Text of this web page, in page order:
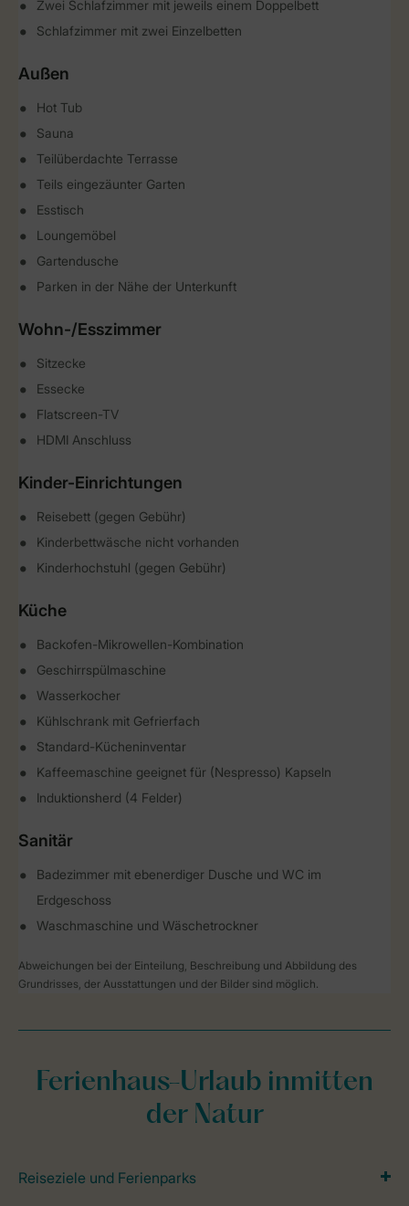
Zwei Schlafzimmer mit jeweils einem Doppelbett
Schlafzimmer mit zwei Einzelbetten
Außen
Hot Tub
Sauna
Teilüberdachte Terrasse
Teils eingezäunter Garten
Esstisch
Loungemöbel
Gartendusche
Parken in der Nähe der Unterkunft
Wohn-/Esszimmer
Sitzecke
Essecke
Flatscreen-TV
HDMI Anschluss
Kinder-Einrichtungen
Reisebett (gegen Gebühr)
Kinderbettwäsche nicht vorhanden
Kinderhochstuhl (gegen Gebühr)
Küche
Backofen-Mikrowellen-Kombination
Geschirrspülmaschine
Wasserkocher
Kühlschrank mit Gefrierfach
Standard-Kücheninventar
Kaffeemaschine geeignet für (Nespresso) Kapseln
Induktionsherd (4 Felder)
Sanitär
Badezimmer mit ebenerdiger Dusche und WC im
Erdgeschoss
Waschmaschine und Wäschetrockner
Abweichungen bei der Einteilung, Beschreibung und Abbildung des
Grundrisses, der Ausstattungen und der Bilder sind möglich.
Ferienhaus-Urlaub inmitten
der Natur
Reiseziele und Ferienparks